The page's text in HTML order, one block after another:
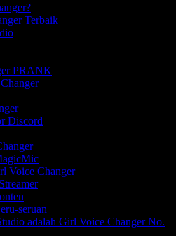
Terbaik
PRANK
Discord
Voice Changer
seruan
adalah Girl Voice Changer No.